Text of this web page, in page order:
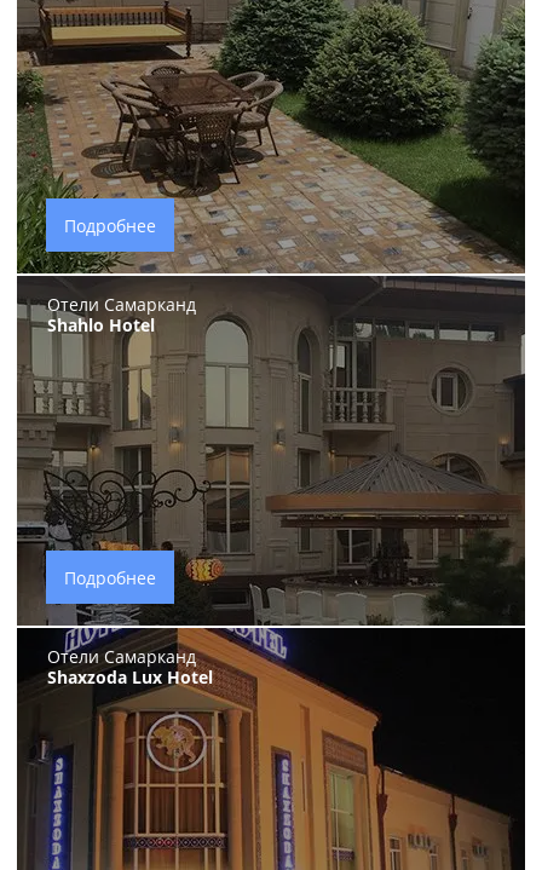
Подробнее
Отели Самарканд
Shahlo Hotel
Подробнее
Отели Самарканд
Shaxzoda Lux Hotel